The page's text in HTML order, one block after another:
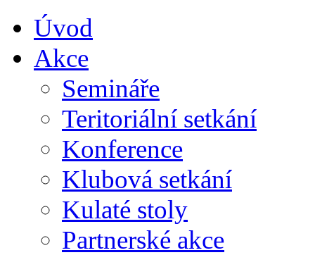
Úvod
Akce
Semináře
Teritoriální setkání
Konference
Klubová setkání
Kulaté stoly
Partnerské akce